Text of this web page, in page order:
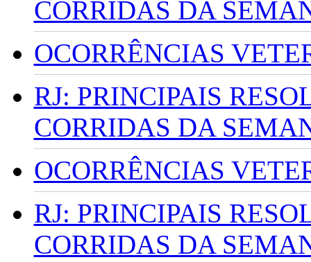
CORRIDAS DA
OCORRÊNCIAS
RJ: PRINCIPAIS
CORRIDAS DA
OCORRÊNCIAS
RJ: PRINCIPAIS
CORRIDAS DA